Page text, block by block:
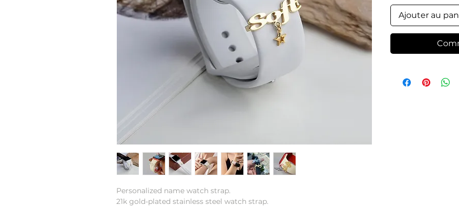
Personalized name watch strap.
21k gold-plated stainless steel watch strap.
Ajouter au